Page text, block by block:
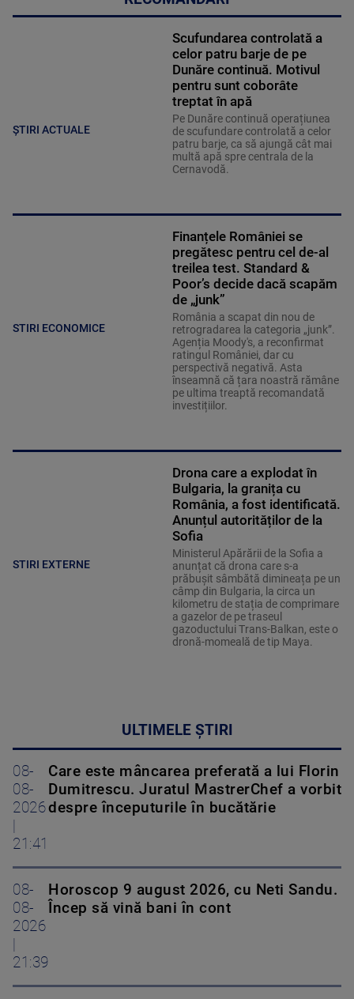
ȘTIRI ACTUALE
Scufundarea controlată a
celor patru barje de pe
Dunăre continuă. Motivul
pentru sunt coborâte
treptat în apă
Pe Dunăre continuă operațiunea
de scufundare controlată a celor
patru barje, ca să ajungă cât mai
multă apă spre centrala de la
Cernavodă.
STIRI ECONOMICE
Finanțele României se
pregătesc pentru cel de-al
treilea test. Standard &
Poor’s decide dacă scapăm
de „junk”
România a scapat din nou de
retrogradarea la categoria „junk”.
Agenția Moody's, a reconfirmat
ratingul României, dar cu
perspectivă negativă. Asta
înseamnă că țara noastră rămâne
pe ultima treaptă recomandată
investițiilor.
STIRI EXTERNE
Drona care a explodat în
Bulgaria, la granița cu
România, a fost identificată.
Anunțul autorităților de la
Sofia
Ministerul Apărării de la Sofia a
anunțat că drona care s-a
prăbușit sâmbătă dimineața pe un
câmp din Bulgaria, la circa un
kilometru de stația de comprimare
a gazelor de pe traseul
gazoductului Trans-Balkan, este o
dronă-momeală de tip Maya.
ULTIMELE ȘTIRI
08-
08-
2026
21:41
Care este mâncarea preferată a lui Florin
Dumitrescu. Juratul MastrerChef a vorbit
despre începuturile în bucătărie
08-
08-
2026
21:39
Horoscop 9 august 2026, cu Neti Sandu.
Încep să vină bani în cont